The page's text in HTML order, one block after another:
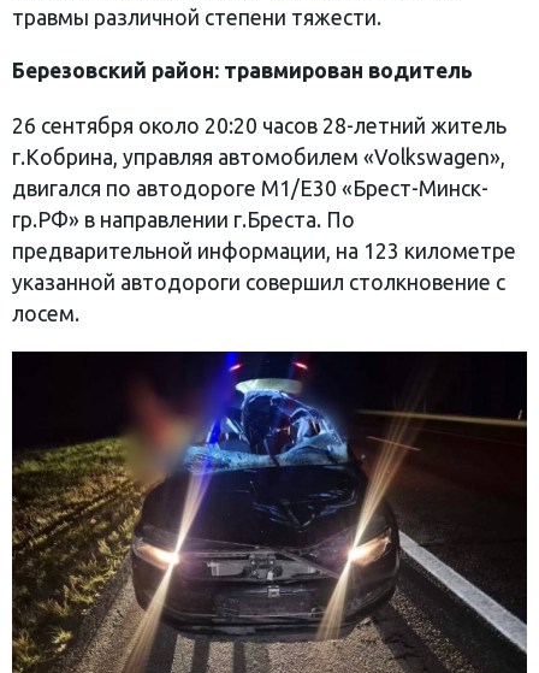
травмы различной степени тяжести.
Березовский район: травмирован водитель
26 сентября около 20:20 часов 28-летний житель
г.Кобрина, управляя автомобилем «Volkswagen»,
двигался по автодороге М1/Е30 «Брест-Минск-
гр.РФ» в направлении г.Бреста. По
предварительной информации, на 123 километре
указанной автодороги совершил столкновение с
лосем.